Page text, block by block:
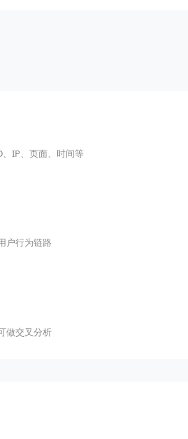
IP、页面、时间等
户行为链路
做交叉分析